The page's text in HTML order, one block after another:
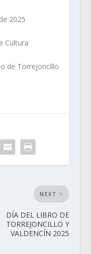
2025
Cultura
de Torrejoncillo
NEXT
DÍA DEL LIBRO DE
TORREJONCILLO Y
VALDENCÍN 2025